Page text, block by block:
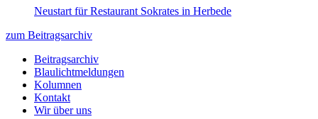
Neustart für Restaurant Sokrates in Herbede
zum Beitragsarchiv
Beitragsarchiv
Blaulichtmeldungen
Kolumnen
Kontakt
Wir über uns